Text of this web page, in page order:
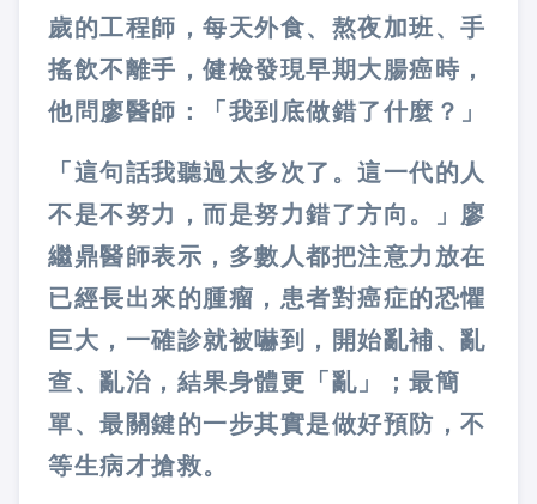
歲的工程師，每天外食、熬夜加班、手
搖飲不離手，健檢發現早期大腸癌時，
他問廖醫師：「我到底做錯了什麼？」
「這句話我聽過太多次了。這一代的人
不是不努力，而是努力錯了方向。」廖
繼鼎醫師表示，多數人都把注意力放在
已經長出來的腫瘤，患者對癌症的恐懼
巨大，一確診就被嚇到，開始亂補、亂
查、亂治，結果身體更「亂」；最簡
單、最關鍵的一步其實是做好預防，不
等生病才搶救。